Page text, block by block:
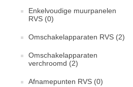
Enkelvoudige muurpanelen
RVS (0)
Omschakelapparaten RVS (2)
Omschakelapparaten
verchroomd (2)
Afnamepunten RVS (0)